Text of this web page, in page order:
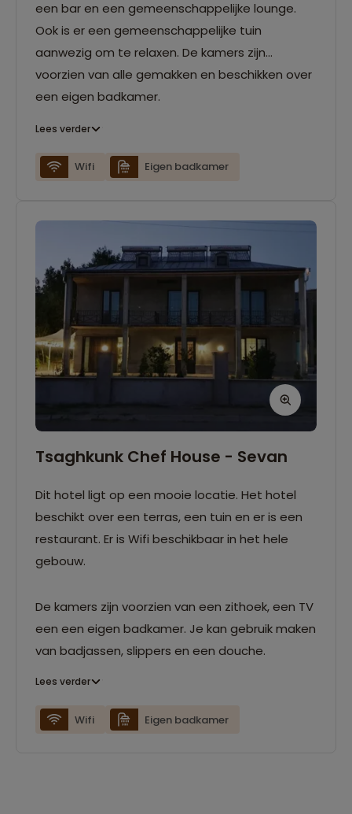
een bar en een gemeenschappelijke lounge.
Ook is er een gemeenschappelijke tuin
aanwezig om te relaxen. De kamers zijn
voorzien van alle gemakken en beschikken over
een eigen badkamer.
Lees verder
Wifi Eigen badkamer
Tsaghkunk Chef House - Sevan
Dit hotel ligt op een mooie locatie. Het hotel
beschikt over een terras, een tuin en er is een
restaurant. Er is Wifi beschikbaar in het hele
gebouw.
De kamers zijn voorzien van een zithoek, een TV
een een eigen badkamer. Je kan gebruik maken
van badjassen, slippers en een douche.
Lees verder
Wifi Eigen badkamer